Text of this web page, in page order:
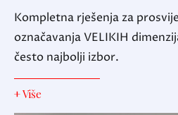
Kompletna rješenja za
označavanja VELIKIH
često najbolji izbor.
+ Više